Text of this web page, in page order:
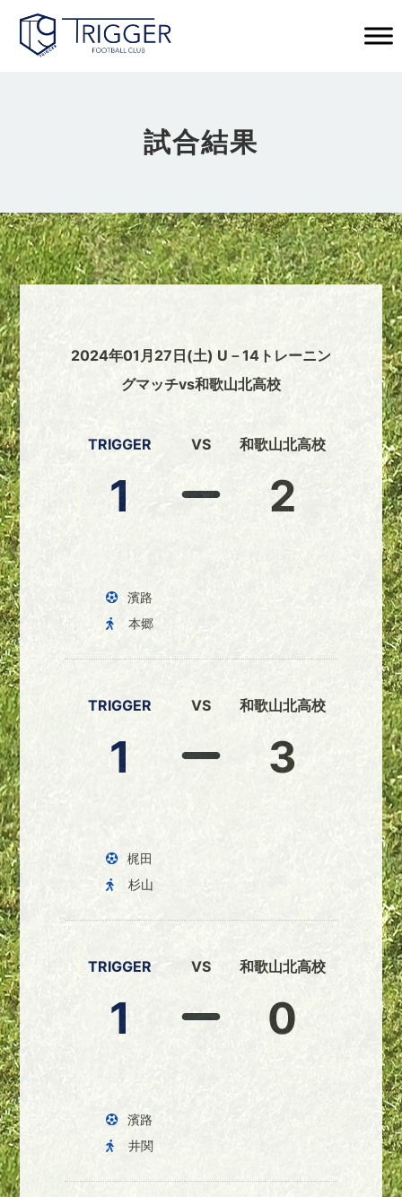
試合結果
2024年01月27日(土) U－14トレーニン
グマッチvs和歌山北高校
TRIGGER
1
VS 和歌山北高校
2
濱路
本郷
TRIGGER
1
VS 和歌山北高校
3
梶田
杉山
TRIGGER
1
VS 和歌山北高校
0
濱路
井関